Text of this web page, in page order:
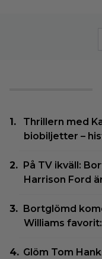
Thrillern med
biobiljetter –
På TV ikväll:
Harrison Ford
Bortglömd
Williams
Glöm Tom